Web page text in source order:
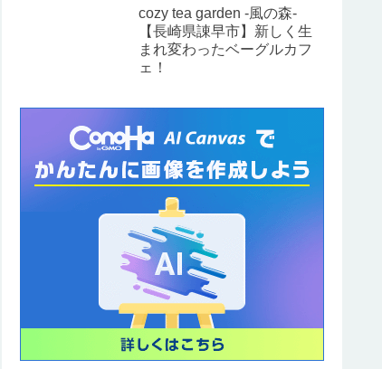
cozy tea garden -風の森-
【長崎県諌早市】新しく生
まれ変わったベーグルカフ
ェ！